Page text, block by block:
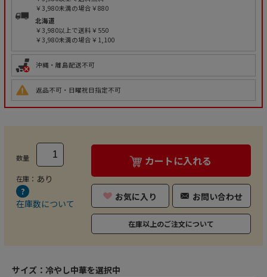
￥3,980未満の場合￥880
北海道
￥3,980以上で送料￥550
￥3,980未満の場合￥1,100
沖縄・離島配送不可
返品不可・日曜祝日指定不可
数量
在庫： あり
在庫数について
カートに入れる
お気に入り お問い合わせ
在庫以上のご注文について
サイズ： 冷やし中華を選択中